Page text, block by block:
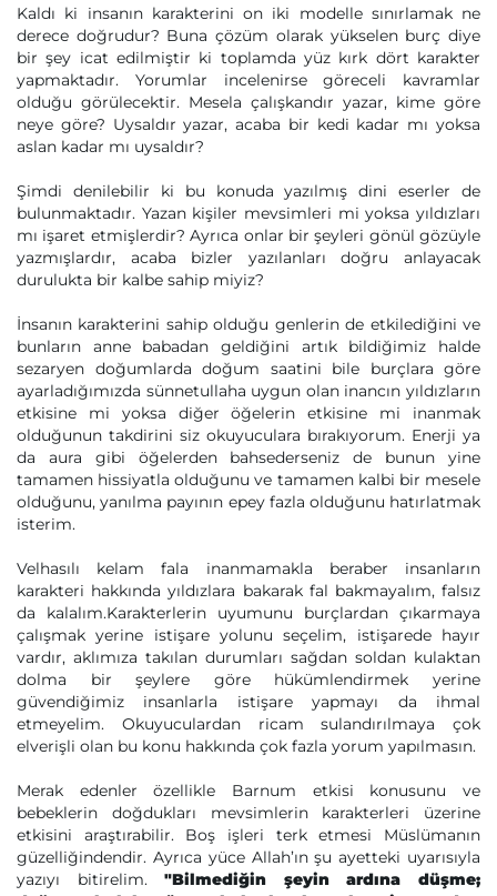
Kaldı ki insanın karakterini on iki modelle sınırlamak ne
derece doğrudur? Buna çözüm olarak yükselen burç diye
bir şey icat edilmiştir ki toplamda yüz kırk dört karakter
yapmaktadır. Yorumlar incelenirse göreceli kavramlar
olduğu görülecektir. Mesela çalışkandır yazar, kime göre
neye göre? Uysaldır yazar, acaba bir kedi kadar mı yoksa
aslan kadar mı uysaldır?
Şimdi denilebilir ki bu konuda yazılmış dini eserler de
bulunmaktadır. Yazan kişiler mevsimleri mi yoksa yıldızları
mı işaret etmişlerdir? Ayrıca onlar bir şeyleri gönül gözüyle
yazmışlardır, acaba bizler yazılanları doğru anlayacak
durulukta bir kalbe sahip miyiz?
İnsanın karakterini sahip olduğu genlerin de etkilediğini ve
bunların anne babadan geldiğini artık bildiğimiz halde
sezaryen doğumlarda doğum saatini bile burçlara göre
ayarladığımızda sünnetullaha uygun olan inancın yıldızların
etkisine mi yoksa diğer öğelerin etkisine mi inanmak
olduğunun takdirini siz okuyuculara bırakıyorum. Enerji ya
da aura gibi öğelerden bahsederseniz de bunun yine
tamamen hissiyatla olduğunu ve tamamen kalbi bir mesele
olduğunu, yanılma payının epey fazla olduğunu hatırlatmak
isterim.
Velhasılı kelam fala inanmamakla beraber insanların
karakteri hakkında yıldızlara bakarak fal bakmayalım, falsız
da kalalım.Karakterlerin uyumunu burçlardan çıkarmaya
çalışmak yerine istişare yolunu seçelim, istişarede hayır
vardır, aklımıza takılan durumları sağdan soldan kulaktan
dolma bir şeylere göre hükümlendirmek yerine
güvendiğimiz insanlarla istişare yapmayı da ihmal
etmeyelim. Okuyuculardan ricam sulandırılmaya çok
elverişli olan bu konu hakkında çok fazla yorum yapılmasın.
Merak edenler özellikle Barnum etkisi konusunu ve
bebeklerin doğdukları mevsimlerin karakterleri üzerine
etkisini araştırabilir. Boş işleri terk etmesi Müslümanın
güzelliğindendir. Ayrıca yüce Allah’ın şu ayetteki uyarısıyla
yazıyı bitirelim."Bilmediğin şeyin ardına düşme;